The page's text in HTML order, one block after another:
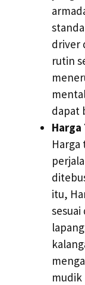
driver
rutin
dapat
itu,
mudik